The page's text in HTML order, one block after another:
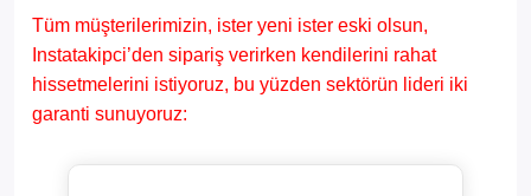
Tüm müşterilerimizin, ister yeni ister eski olsun,
Instatakipci’den sipariş verirken kendilerini rahat
hissetmelerini istiyoruz, bu yüzden sektörün lideri iki
garanti sunuyoruz: